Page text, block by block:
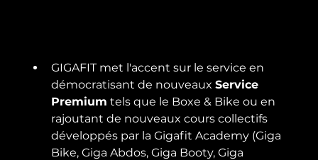
GIGAFIT met l'accent sur le service en
démocratisant de nouveaux Service
Premium tels que le Boxe & Bike ou en
rajoutant de nouveaux cours collectifs
développés par la Gigafit Academy (Giga
Bike, Giga Abdos, Giga Booty, Giga